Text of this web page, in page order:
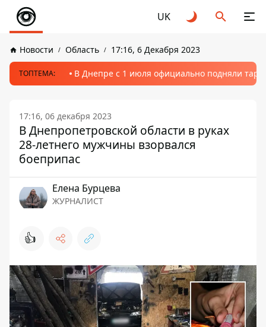
UK
Новости Область 17:16, 6 Декабря 2023
ТОПТЕМА: В Днепре с 1 июля официально подняли
17:16, 06 декабря 2023
В Днепропетровской области в руках
28-летнего мужчины взорвался
боеприпас
Елена Бурцева
ЖУРНАЛИСТ
👍